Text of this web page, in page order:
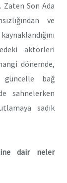
Zaten Son Ada
ve
aktörleri
dönemde,
güncelle bağ
sahnelerken
sadık
dair neler